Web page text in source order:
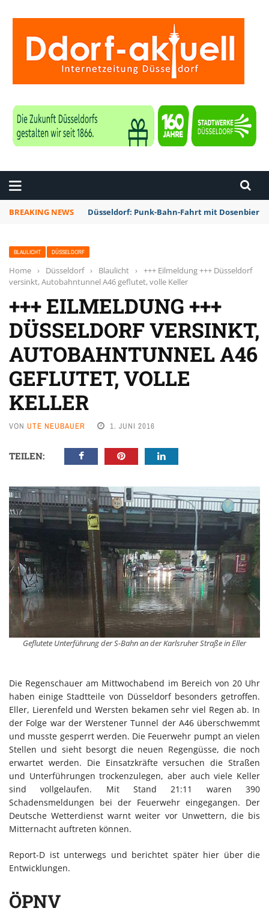
BREAKING NEWS Düsseldorf: Punk-Bahn-Fahrt mit Dosenbier
BLAULICHT DÜSSELDORF
Home › Düsseldorf › Blaulicht › +++ Eilmeldung +++ Düsseldorf
versinkt, Autobahntunnel A46 geflutet, volle Keller
+++ EILMELDUNG +++
DÜSSELDORF VERSINKT,
AUTOBAHNTUNNEL A46
GEFLUTET, VOLLE
KELLER
VON UTE NEUBAUER 1. JUNI 2016
TEILEN:
Geflutete Unterführung der S-Bahn an der Karlsruher Straße in Eller
Die Regenschauer am Mittwochabend im Bereich von 20 Uhr
haben einige Stadtteile von Düsseldorf besonders getroffen.
Eller, Lierenfeld und Wersten bekamen sehr viel Regen ab. In
der Folge war der Werstener Tunnel der A46 überschwemmt
und musste gesperrt werden. Die Feuerwehr pumpt an vielen
Stellen und sieht besorgt die neuen Regengüsse, die noch
erwartet werden. Die Einsatzkräfte versuchen die Straßen
und Unterführungen trockenzulegen, aber auch viele Keller
sind vollgelaufen. Mit Stand 21:11 waren 390
Schadensmeldungen bei der Feuerwehr eingegangen. Der
Deutsche Wetterdienst warnt weiter vor Unwettern, die bis
Mitternacht auftreten können.
Report-D ist unterwegs und berichtet später hier über die
Entwicklungen.
ÖPNV